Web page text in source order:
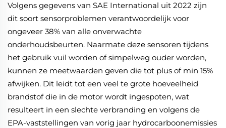
Volgens gegevens van SAE International uit 2022 zijn
dit soort sensorproblemen verantwoordelijk voor
ongeveer 38% van alle onverwachte
onderhoudsbeurten. Naarmate deze sensoren tijdens
het gebruik vuil worden of simpelweg ouder worden,
kunnen ze meetwaarden geven die tot plus of min 15%
afwijken. Dit leidt tot een veel te grote hoeveelheid
brandstof die in de motor wordt ingespoten, wat
resulteert in een slechte verbranding en volgens de
EPA-vaststellingen van vorig jaar hydrocarboonemissies